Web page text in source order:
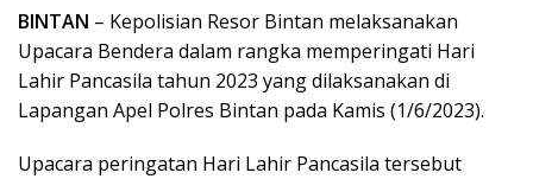
BINTAN – Kepolisian Resor Bintan melaksanakan
Upacara Bendera dalam rangka memperingati Hari
Lahir Pancasila tahun 2023 yang dilaksanakan di
Lapangan Apel Polres Bintan pada Kamis (1/6/2023).
Upacara peringatan Hari Lahir Pancasila tersebut